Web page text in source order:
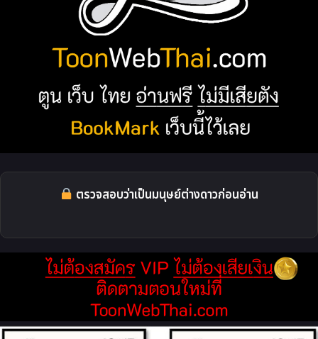
ตรวจสอบว่าเป็นมนุษย์ต่างดาวก่อนอ่าน